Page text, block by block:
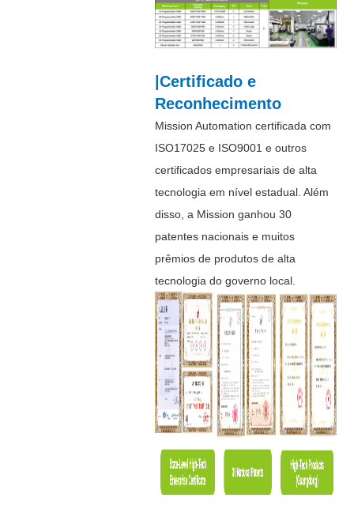
|Certificado e
Reconhecimento
Mission Automation certificada com
ISO17025 e ISO9001 e outros
certificados empresariais de alta
tecnologia em nível estadual. Além
disso, a Mission ganhou 30
patentes nacionais e muitos
prêmios de produtos de alta
tecnologia do governo local.